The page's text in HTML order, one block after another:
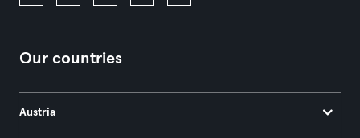
Our countries
Austria